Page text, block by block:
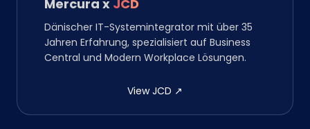
Mercura x JCD
Dänischer IT-Systemintegrator mit über 35
Jahren Erfahrung, spezialisiert auf Business
Central und Modern Workplace Lösungen.
View JCD ↗